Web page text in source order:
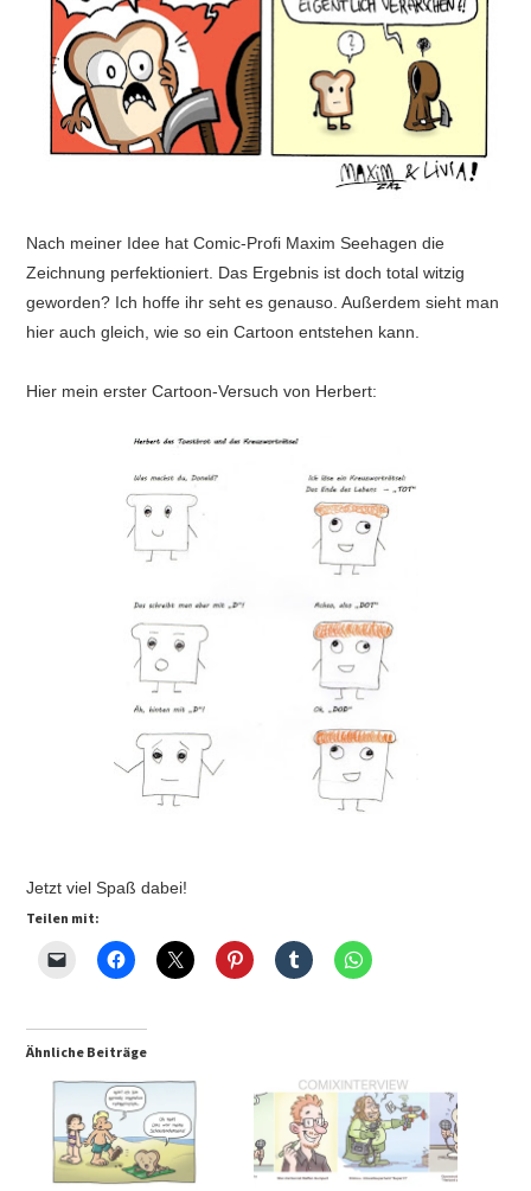
Nach meiner Idee hat Comic-Profi Maxim Seehagen die
Zeichnung perfektioniert. Das Ergebnis ist doch total witzig
geworden? Ich hoffe ihr seht es genauso. Außerdem sieht man
hier auch gleich, wie so ein Cartoon entstehen kann.
Hier mein erster Cartoon-Versuch von Herbert:
Jetzt viel Spaß dabei!
Teilen mit:
Ähnliche Beiträge